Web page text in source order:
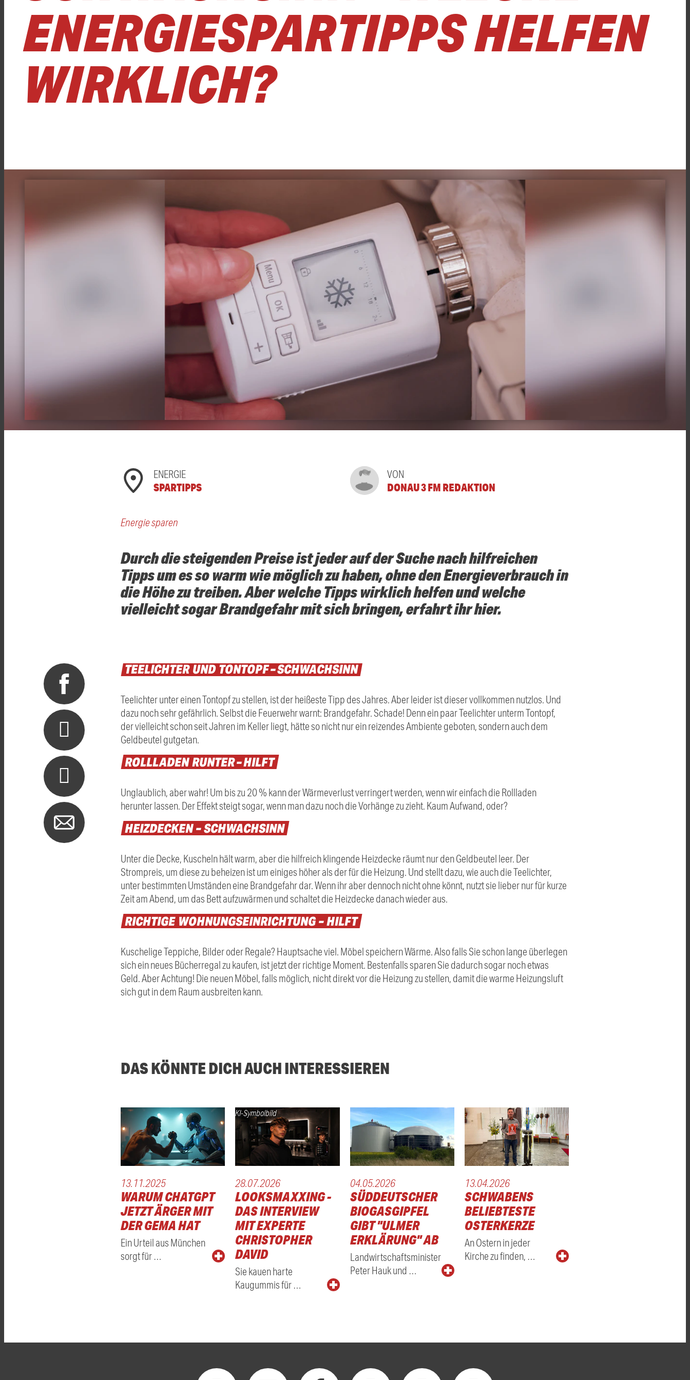
ENERGIESPARTIPPS HELFEN
WIRKLICH?
ENERGIE
SPARTIPPS
VON
DONAU 3 FM REDAKTION
Energie sparen
Durch die steigenden Preise ist jeder auf der Suche nach hilfreichen
Tipps um es so warm wie möglich zu haben, ohne den Energieverbrauch in
die Höhe zu treiben. Aber welche Tipps wirklich helfen und welche
vielleicht sogar Brandgefahr mit sich bringen, erfahrt ihr hier.
TEELICHTERUNDTONTOPF – SCHWACHSINN
Teelichter unter einen Tontopf zu stellen, ist der heißeste Tipp des Jahres. Aber leider ist dieser vollkommen nutzlos. Und
dazu noch sehr gefährlich. Selbst die Feuerwehr warnt: Brandgefahr. Schade! Denn ein paar Teelichter unterm Tontopf,
der vielleicht schon seit Jahren im Keller liegt, hätte so nicht nur ein reizendes Ambiente geboten, sondern auch dem
Geldbeutel gutgetan.
ROLLLADENRUNTER – HILFT
Unglaublich, aber wahr! Um bis zu 20 % kann der Wärmeverlust verringert werden, wenn wir einfach die Rollladen
herunter lassen. Der Effekt steigt sogar, wenn man dazu noch die Vorhänge zu zieht. Kaum Aufwand, oder?
HEIZDECKEN–SCHWACHSINN
Unter die Decke, Kuscheln hält warm, aber die hilfreich klingende Heizdecke räumt nur den Geldbeutel leer. Der
Strompreis, um diese zu beheizen ist um einiges höher als der für die Heizung. Und stellt dazu, wie auch die Teelichter,
unter bestimmten Umständen eine Brandgefahr dar. Wenn ihr aber dennoch nicht ohne könnt, nutzt sie lieber nur für kurze
Zeit am Abend, um das Bett aufzuwärmen und schaltet die Heizdecke danach wieder aus.
RICHTIGE WOHNUNGSEINRICHTUNG–HILFT
Kuschelige Teppiche, Bilder oder Regale? Hauptsache viel. Möbel speichern Wärme. Also falls Sie schon lange überlegen
sich ein neues Bücherregal zu kaufen, ist jetzt der richtige Moment. Bestenfalls sparen Sie dadurch sogar noch etwas
Geld. Aber Achtung! Die neuen Möbel, falls möglich, nicht direkt vor die Heizung zu stellen, damit die warme Heizungsluft
sich gut in dem Raum ausbreiten kann.
DAS KÖNNTE DICH AUCH INTERESSIEREN
13.11.2025
WARUM CHATGPT
JETZT ÄRGER MIT
DER GEMA HAT
Ein Urteil aus München
sorgt für …
KI-Symbolbild
28.07.2026
LOOKSMAXXING -
DAS INTERVIEW
MIT EXPERTE
CHRISTOPHER
DAVID
Sie kauen harte
Kaugummis für …
04.05.2026
SÜDDEUTSCHER
BIOGASGIPFEL
GIBT "ULMER
ERKLÄRUNG" AB
Landwirtschaftsminister
Peter Hauk und …
13.04.2026
SCHWABENS
BELIEBTESTE
OSTERKERZE
An Ostern in jeder
Kirche zu finden, …